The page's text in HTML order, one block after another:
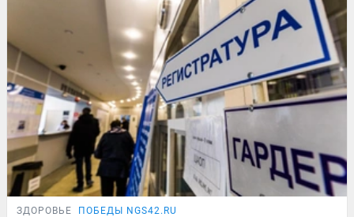
ЗДОРОВЬЕ ПОБЕДЫ NGS42.RU